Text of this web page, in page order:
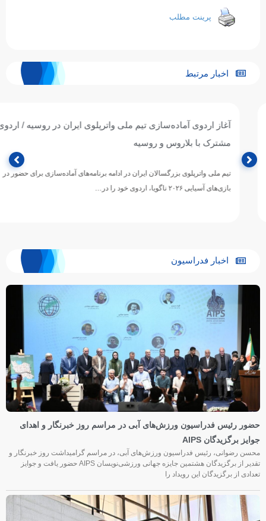
پرینت مطلب
اخبار مرتبط
آغاز اردوی آماده‌سازی تیم ملی واترپلوی ایران در روسیه / اردوی
مشترک با بلاروس و روسیه
تیم ملی واترپلوی بزرگسالان ایران در ادامه برنامه‌های آماده‌سازی برای حضور در
بازی‌های آسیایی ۲۰۲۶ ناگویا، اردوی خود را در…
اخبار فدراسیون
حضور رئیس فدراسیون ورزش‌های آبی در مراسم روز خبرنگار و اهدای
جوایز برگزیدگان AIPS
محسن رضوانی، رئیس فدراسیون ورزش‌های آبی، در مراسم گرامیداشت روز خبرنگار و
تقدیر از برگزیدگان هشتمین جایزه جهانی ورزشی‌نویسان AIPS حضور یافت و جوایز
تعدادی از برگزیدگان این رویداد را